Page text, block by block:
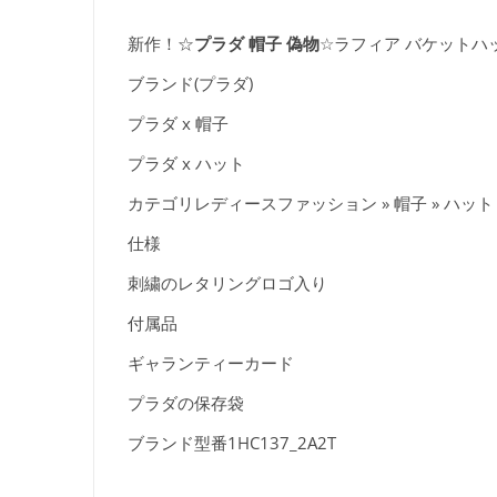
新作！☆プラダ 帽子 偽物☆ラフィア バケットハ
ブランド(プラダ)
プラダ x 帽子
プラダ x ハット
カテゴリレディースファッション » 帽子 » ハット
仕様
刺繍のレタリングロゴ入り
付属品
ギャランティーカード
プラダの保存袋
ブランド型番1HC137_2A2T